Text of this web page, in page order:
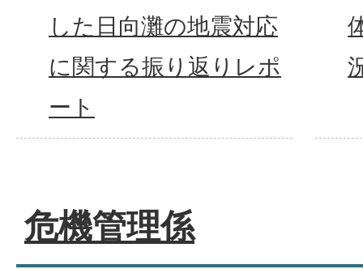
した日向灘の地震対応
に関する振り返りレポ
ート
危機管理係